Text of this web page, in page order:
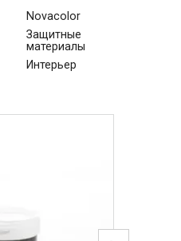
Novacolor
Защитные
материалы
Интерьер